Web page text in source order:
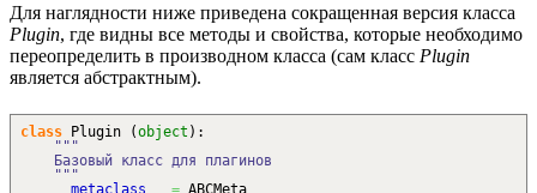
Для наглядности ниже приведена сокращенная версия класса
Plugin, где видны все методы и свойства, которые необходимо
переопределить в производном класса (сам класс Plugin
является абстрактным).
class Plugin (object ) :
"""
Базовый класс для плагинов
"""